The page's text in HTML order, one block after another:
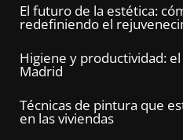
El futuro de la estética:
redefiniendo el
Higiene y productividad:
Madrid
Técnicas de pintura que
en las viviendas